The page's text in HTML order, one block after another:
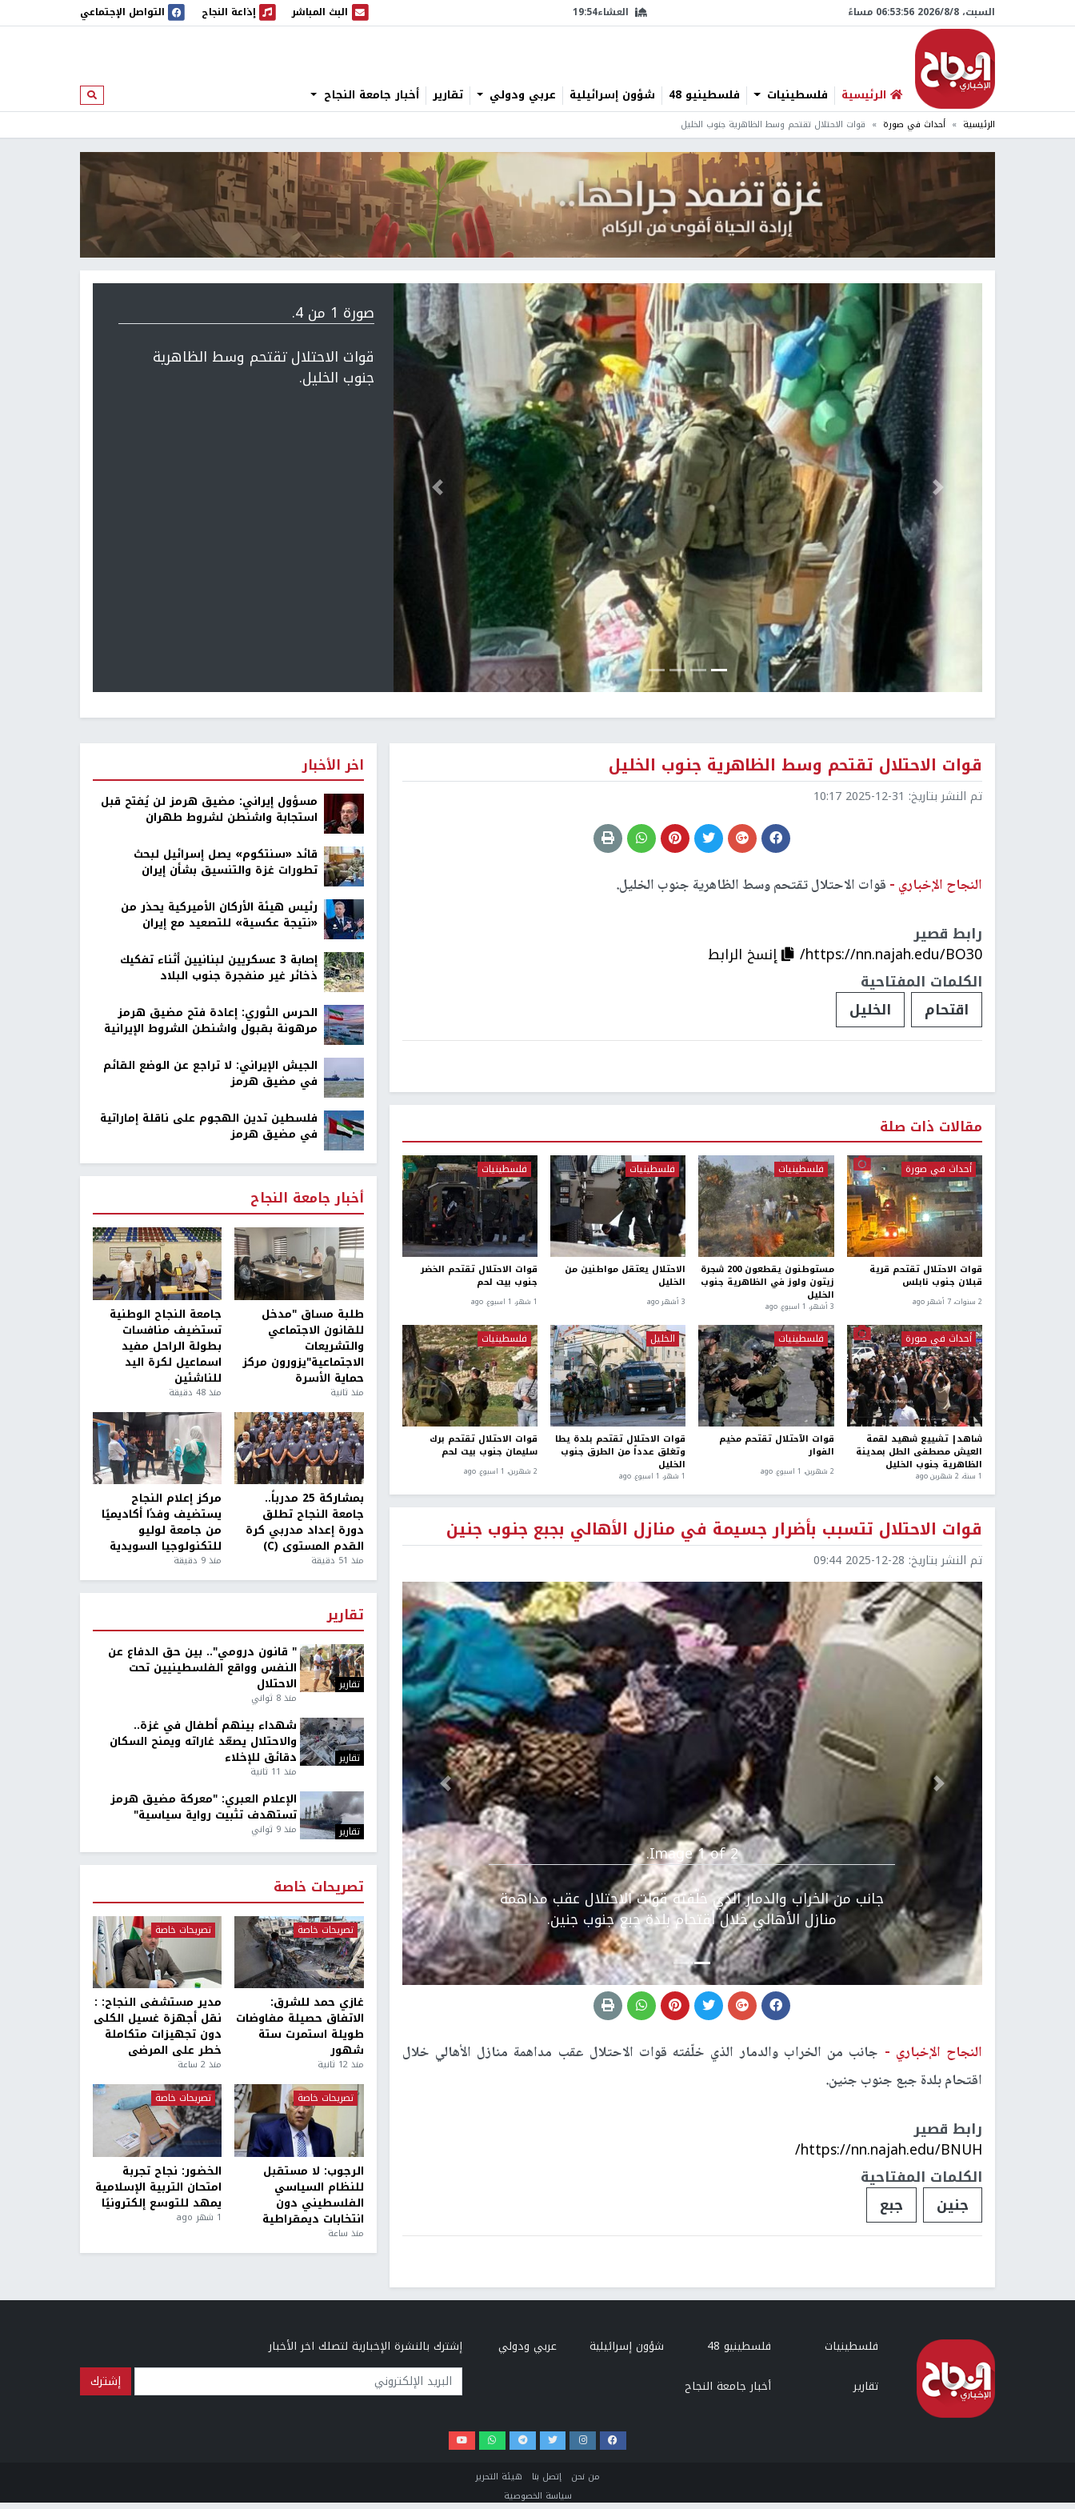
السبت، 8/‏8/‏2026 06:53:57 مساءً العشاء19:54 البث المباشر
البث المباشر إذاعة النجاح
إذاعة النجاح التواصل الإجتماعي
الرئيسية فلسطينيات فلسطينيو 48 شؤون إسرائيلية عربي ودولي تقارير أخبار جامعة النجاح ابحث
الرئيسية أحداث في صورة قوات الاحتلال تقتحم وسط الظاهرية جنوب الخليل
صورة 1 من 4.
قوات الاحتلال تقتحم وسط الظاهرية
جنوب الخليل.
Previous التالي
قوات الاحتلال تقتحم وسط الظاهرية جنوب الخليل
تم النشر بتاريخ: 2025-12-31 10:17
النجاح الإخباري - قوات الاحتلال تقتحم وسط الظاهرية جنوب الخليل.
رابط قصير
https://nn.najah.edu/BO30/
إنسخ الرابط
الكلمات المفتاحية
اقتحام
الخليل
مقالات ذات صلة
أحداث في صورة
قوات الاحتلال تقتحم قرية
قبلان جنوب نابلس
2 سنوات، 7 أشهر ago
فلسطينيات
مستوطنون يقطعون 200 شجرة
زيتون ولوز في الظاهرية جنوب
الخليل
3 أشهر، 1 اسبوع. ago
فلسطينيات
الاحتلال يعتقل مواطنين من
الخليل
3 أشهر ago
فلسطينيات
قوات الاحتلال تقتحم الخضر
جنوب بيت لحم
1 شهر، 1 اسبوع. ago
أحداث في صورة
شاهد| تشييع شهيد لقمة
العيش مصطفى الطل بمدينة
الظاهرية جنوب الخليل
1 سنة، 2 شهرين ago
فلسطينيات
قوات الآحتلال تقتحم مخيم
الفوار
2 شهرين، 1 اسبوع. ago
الخليل
قوات الاحتلال تقتحم بلدة يطا
وتغلق عدداً من الطرق جنوب
الخليل
1 شهر، 1 اسبوع. ago
فلسطينيات
قوات الاحتلال تقتحم برك
سليمان جنوب بيت لحم
2 شهرين، 1 اسبوع. ago
قوات الاحتلال تتسبب بأضرار جسيمة في منازل الأهالي بجبع جنوب جنين
تم النشر بتاريخ: 2025-12-28 09:44
Image 1 of 2.
جانب من الخراب والدمار الذي خلّفته قوات الاحتلال عقب مداهمة
منازل الأهالي خلال اقتحام بلدة جبع جنوب جنين.
Previous التالي
النجاح الإخباري - جانب من الخراب والدمار الذي خلّفته قوات الاحتلال عقب مداهمة منازل الأهالي خلال
اقتحام بلدة جبع جنوب جنين.
رابط قصير
https://nn.najah.edu/BNUH/
الكلمات المفتاحية
جنين
جبع
اخر الأخبار
مسؤول إيراني: مضيق هرمز لن يُفتح قبل
استجابة واشنطن لشروط طهران
قائد «سنتكوم» يصل إسرائيل لبحث
تطورات غزة والتنسيق بشأن إيران
رئيس هيئة الأركان الأميركية يحذر من
«نتيجة عكسية» للتصعيد مع إيران
إصابة 3 عسكريين لبنانيين أثناء تفكيك
ذخائر غير منفجرة جنوب البلاد
الحرس الثوري: إعادة فتح مضيق هرمز
مرهونة بقبول واشنطن الشروط الإيرانية
الجيش الإيراني: لا تراجع عن الوضع القائم
في مضيق هرمز
فلسطين تدين الهجوم على ناقلة إماراتية
في مضيق هرمز
أخبار جامعة النجاح
طلبة مساق "مدخل
للقانون الاجتماعي
والتشريعات
الاجتماعية"يزورون مركز
حماية الأسرة
منذ ثانية
جامعة النجاح الوطنية
تستضيف منافسات
بطولة الراحل مفيد
اسماعيل لكرة اليد
للناشئين
منذ 48 دقيقة
بمشاركة 25 مدرباً..
جامعة النجاح تطلق
دورة إعداد مدربي كرة
القدم المستوى (C)
منذ 51 دقيقة
مركز إعلام النجاح
يستضيف وفدًا أكاديميًا
من جامعة لوليو
للتكنولوجيا السويدية
منذ 9 دقيقة
تقارير
تقارير
" قانون درومي".. بين حق الدفاع عن
النفس وواقع الفلسطينيين تحت
الاحتلال
منذ 8 ثواني
تقارير
شهداء بينهم أطفال في غزة..
والاحتلال يصعّد غاراته ويمنح السكان
دقائق للإخلاء
منذ 11 ثانية
تقارير
الإعلام العبري: "معركة مضيق هرمز
تستهدف تثبيت رواية سياسية"
منذ 9 ثواني
تصريحات خاصة
تصريحات خاصة
غازي حمد للشرق:
الاتفاق حصيلة مفاوضات
طويلة استمرت ستة
شهور
منذ 12 ثانية
تصريحات خاصة
مدير مستشفى النجاح: :
نقل أجهزة غسيل الكلى
دون تجهيزات متكاملة
خطر على المرضى
منذ 2 ساعة
تصريحات خاصة
الرجوب: لا مستقبل
للنظام السياسي
الفلسطيني دون
انتخابات ديمقراطية
منذ ساعة
تصريحات خاصة
الخضور: نجاح تجربة
امتحان التربية الإسلامية
يمهد للتوسع إلكترونيًا
1 شهر ago
فلسطينيات فلسطينيو 48 شؤون إسرائيلية
عربي ودولي
تقارير
أخبار جامعة النجاح
إشترك بالنشرة الإخبارية لتصلك اخر الأخبار
البريد الإلكتروني
من نحن إتصل بنا
هيئة التحرير
سياسة الخصوصية